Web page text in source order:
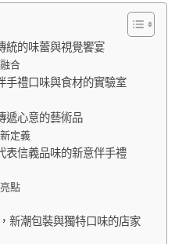
統的味蕾與視覺饗宴
合
手禮口味與食材的實驗室
遞心意的藝術品
定義
表信義品味的新意伴手禮
點
新潮包裝與獨特口味的店家